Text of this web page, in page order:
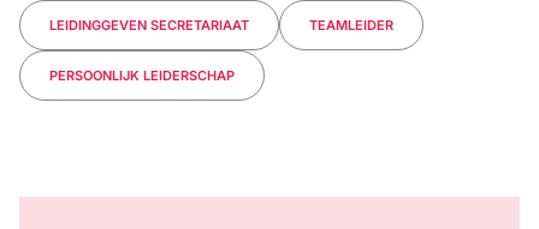
LEIDINGGEVEN SECRETARIAAT TEAMLEIDER
PERSOONLIJK LEIDERSCHAP